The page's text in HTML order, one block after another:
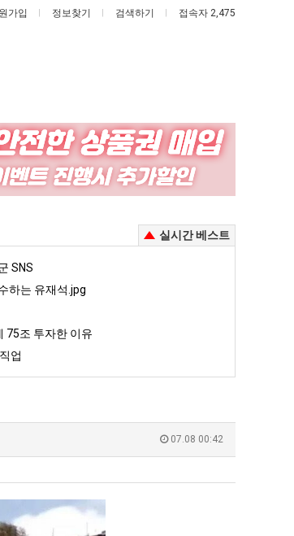
가입 정보찾기 검색하기 접속자 2,475
도
여
친
이
겼
마
는
엄마 요새는 꺄! 를 어떻게 쓰는지 알아?
퇴사했다!!!!
서울 토박이 안재현 "왜 서울로 독립해?"
이번에 아마존이 오픈ai에 75조 투자한 이유
백종원이 알려주는 가장 최악의 창업과정 .JPG
08.07
08.07
Подскажите, когда стартуют продажи билетов на инт? https://g…
누가봐도 민둥 만들어서 탈북하는것들이나 뭔가 쳐들어오는 낌새를 미리 알아차리기 위함이지 저걸 전쟁준비라고 하…
유익해요 해외축구중계 링크 찾기 쉬워서 자주 와요. 참고로 무료스포츠중계 정보 확인할 때 출처 꼭 체크해요.…
감사해요 축구중계 생각할 때 도움 되는 팁이 많네요. 참고로 해외축구중계도 정식 서
좋네요 epl중계 일정 확인할 때 유용해요. 아무튼 축구중계 보면서 불법 사이
실시간 베스트
SNS
하는 유재석.jpg
75조 투자한 이유
업
07.08 00:42